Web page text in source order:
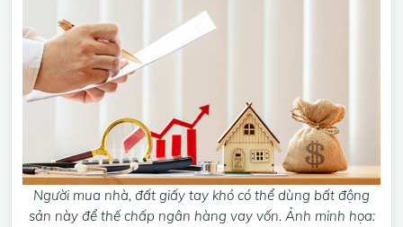
Người mua nhà, đất giấy tay khó có thể dùng bất động
sản này để thế chấp ngân hàng vay vốn. Ảnh minh họa: